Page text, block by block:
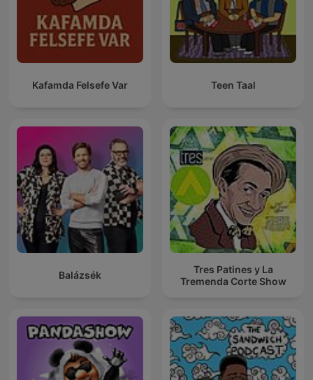
Kafamda Felsefe Var Teen Taal
Balázsék
Tres Patines y La
Tremenda Corte Show